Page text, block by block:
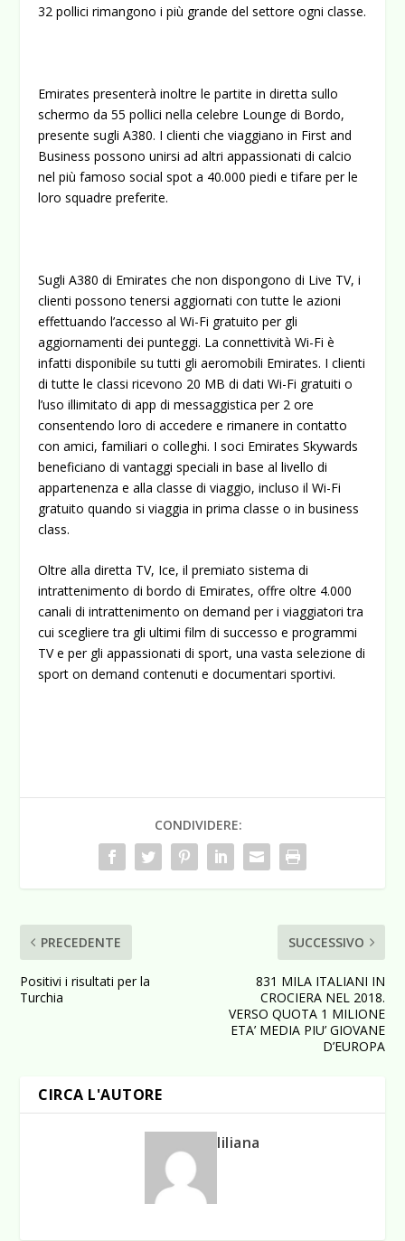
32 pollici rimangono i più grande del settore ogni classe.
Emirates presenterà inoltre le partite in diretta sullo
schermo da 55 pollici nella celebre Lounge di Bordo,
presente sugli A380. I clienti che viaggiano in First and
Business possono unirsi ad altri appassionati di calcio
nel più famoso social spot a 40.000 piedi e tifare per le
loro squadre preferite.
Sugli A380 di Emirates che non dispongono di Live TV, i
clienti possono tenersi aggiornati con tutte le azioni
effettuando l’accesso al Wi-Fi gratuito per gli
aggiornamenti dei punteggi. La connettività Wi-Fi è
infatti disponibile su tutti gli aeromobili Emirates. I clienti
di tutte le classi ricevono 20 MB di dati Wi-Fi gratuiti o
l’uso illimitato di app di messaggistica per 2 ore
consentendo loro di accedere e rimanere in contatto
con amici, familiari o colleghi. I soci Emirates Skywards
beneficiano di vantaggi speciali in base al livello di
appartenenza e alla classe di viaggio, incluso il Wi-Fi
gratuito quando si viaggia in prima classe o in business
class.
Oltre alla diretta TV, Ice, il premiato sistema di
intrattenimento di bordo di Emirates, offre oltre 4.000
canali di intrattenimento on demand per i viaggiatori tra
cui scegliere tra gli ultimi film di successo e programmi
TV e per gli appassionati di sport, una vasta selezione di
sport on demand contenuti e documentari sportivi.
CONDIVIDERE:
PRECEDENTE
Positivi i risultati per la
Turchia
SUCCESSIVO
831 MILA ITALIANI IN
CROCIERA NEL 2018.
VERSO QUOTA 1 MILIONE
ETA’ MEDIA PIU’ GIOVANE
D’EUROPA
CIRCA L'AUTORE
liliana